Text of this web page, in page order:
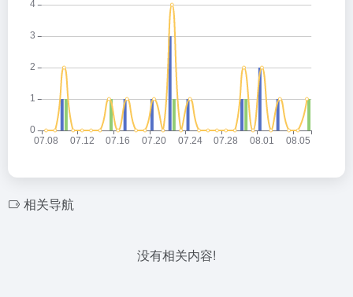
相关导航
没有相关内容!